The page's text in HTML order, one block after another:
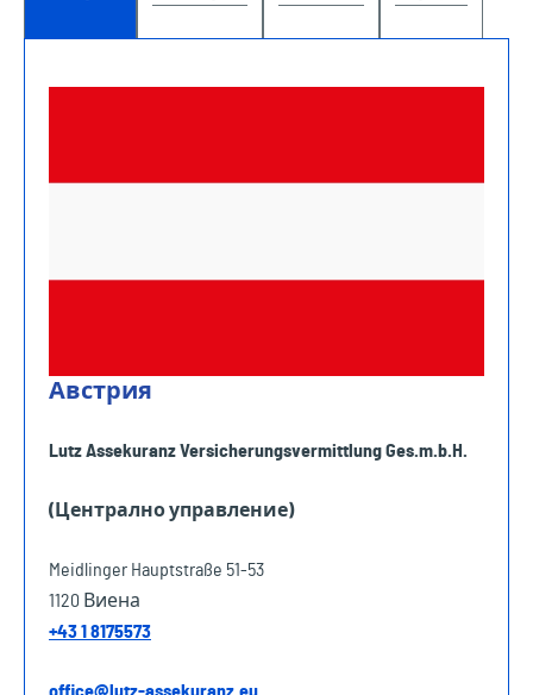
Австрия
Lutz Assekuranz Versicherungsvermittlung Ges.m.b.H.
(Централно управление)
Meidlinger Hauptstraße 51-53
1120 Виена
+43 1 8175573